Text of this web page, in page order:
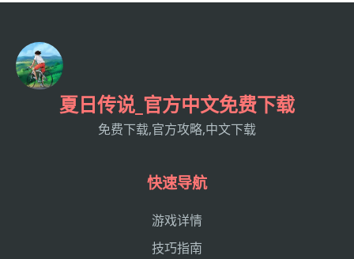
夏日传说_官方中文免费下载
免费下载,官方攻略,中文下载
快速导航
游戏详情
技巧指南